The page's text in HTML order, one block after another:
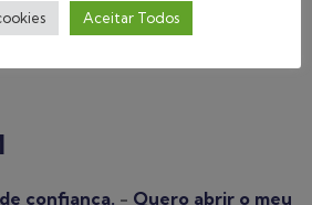
os compromissos de pagamento
confiança. - Quero abrir o meu
Aceitar Todos